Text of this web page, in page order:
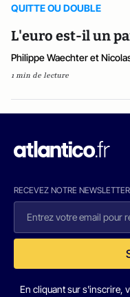
QUITTE OU DOUBLE
L'euro est-il un
Philippe Waechter et
1 min de lecture
RECEVEZ NOTRE NEWSLETTER
En cliquant sur s'inscrire,